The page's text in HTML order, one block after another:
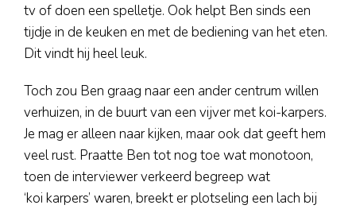
tv of doen een spelletje. Ook helpt Ben sinds een
tijdje in de keuken en met de bediening van het eten.
Dit vindt hij heel leuk.
Toch zou Ben graag naar een ander centrum willen
verhuizen, in de buurt van een vijver met koi-karpers.
Je mag er alleen naar kijken, maar ook dat geeft hem
veel rust. Praatte Ben tot nog toe wat monotoon,
toen de interviewer verkeerd begreep wat
‘koi karpers’ waren, breekt er plotseling een lach bij